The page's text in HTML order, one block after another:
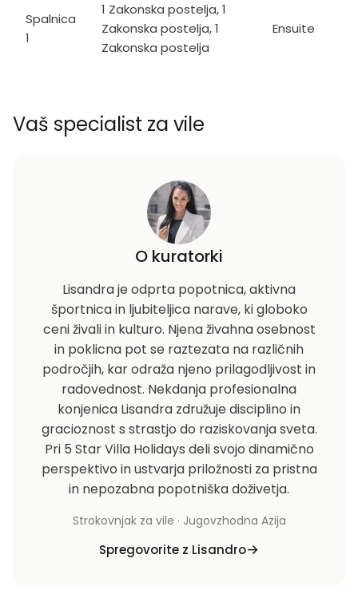
Spalnica
1
1 Zakonska postelja, 1
Zakonska postelja, 1
Zakonska postelja
Ensuite
Vaš specialist za vile
O kuratorki
Lisandra je odprta popotnica, aktivna
športnica in ljubiteljica narave, ki globoko
ceni živali in kulturo. Njena živahna osebnost
in poklicna pot se raztezata na različnih
področjih, kar odraža njeno prilagodljivost in
radovednost. Nekdanja profesionalna
konjenica Lisandra združuje disciplino in
gracioznost s strastjo do raziskovanja sveta.
Pri 5 Star Villa Holidays deli svojo dinamično
perspektivo in ustvarja priložnosti za pristna
in nepozabna popotniška doživetja.
Strokovnjak za vile · Jugovzhodna Azija
Spregovorite z Lisandro